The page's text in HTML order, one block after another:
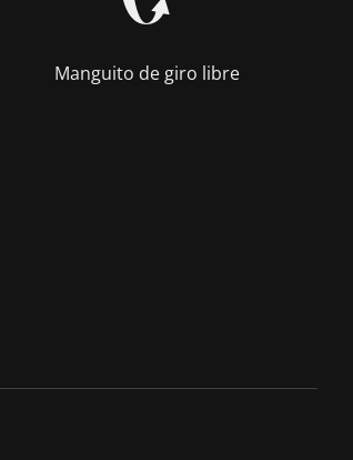
Manguito de giro libre